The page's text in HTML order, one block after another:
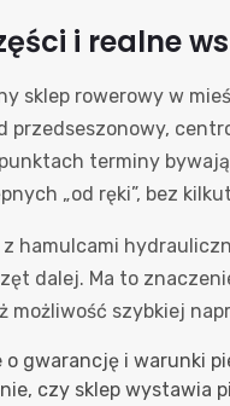
i realne
sklep rowerowy w
przedseszonowy,
terminy
„od ręki”, bez
z hamulcami
dalej. Ma to
możliwość szybkiej
o gwarancję i warunki
czy sklep wystawia